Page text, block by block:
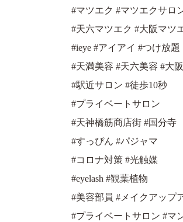
#マツエク #マツエクサロ
#天六マツエク #大阪マツ
#ieye #アイアイ #つけ放題
#天満美容 #天六美容 #大
#駅近サロン #徒歩10秒
#プライベートサロン
#天神橋筋商店街 #国分寺
#すっぴん #パジャマ
#コロナ対策 #光触媒
#eyelash #観葉植物
#美容部員 #メイクアップ
#プライベートサロン #マ